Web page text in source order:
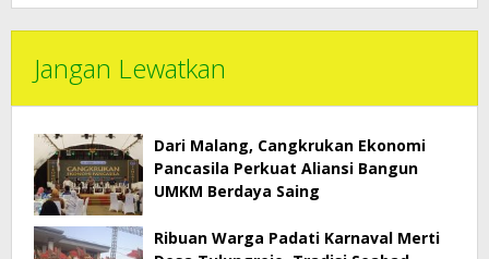
Jangan Lewatkan
Dari Malang, Cangkrukan Ekonomi
Pancasila Perkuat Aliansi Bangun
UMKM Berdaya Saing
Ribuan Warga Padati Karnaval Merti